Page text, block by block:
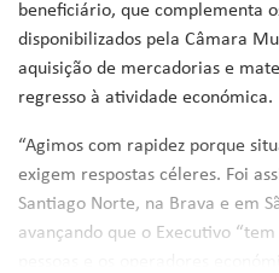
beneficiário, que complementa
disponibilizados pela Câmara
aquisição de mercadorias e
regresso à atividade económica.
“Agimos com rapidez porque
exigem respostas céleres. Foi
Santiago Norte, na Brava e em
avançando que o Executivo